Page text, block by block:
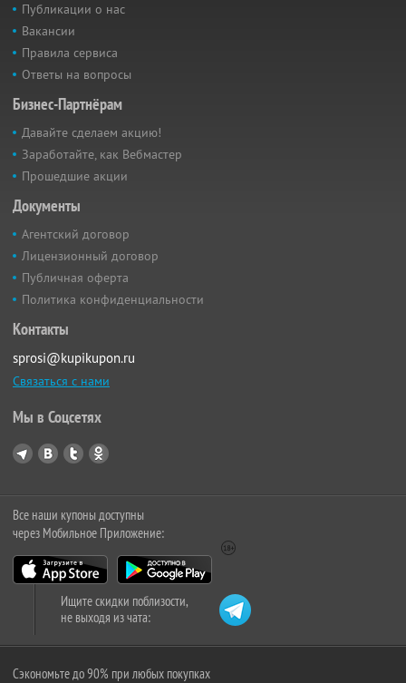
Публикации о нас
Вакансии
Правила сервиса
Ответы на вопросы
Бизнес-Партнёрам
Давайте сделаем акцию!
Заработайте, как Вебмастер
Прошедшие акции
Документы
Агентский договор
Лицензионный договор
Публичная оферта
Политика конфиденциальности
Контакты
sprosi@kupikupon.ru
Связаться с нами
Мы в Соцсетях
Все наши купоны доступны
через Мобильное Приложение:
Ищите скидки поблизости,
не выходя из чата:
Сэкономьте до 90% при любых покупках